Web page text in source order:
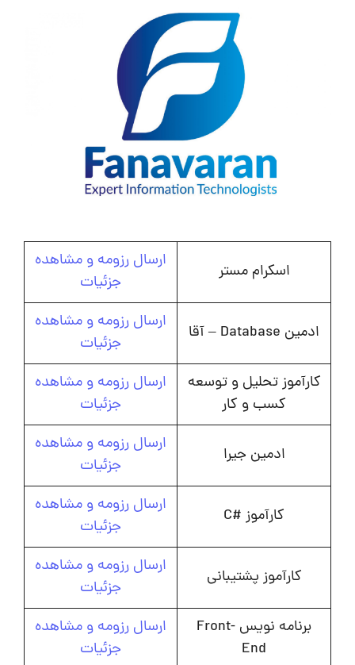
اسکرام مستر
ارسال رزومه و مشاهده
جزئیات
ادمین Database – آقا
ارسال رزومه و مشاهده
جزئیات
کارآموز تحلیل و توسعه
کسب و کار
ارسال رزومه و مشاهده
جزئیات
ادمین جیرا
ارسال رزومه و مشاهده
جزئیات
کارآموز #C
ارسال رزومه و مشاهده
جزئیات
کارآموز پشتیبانی
ارسال رزومه و مشاهده
جزئیات
برنامه نویس Front-
End
ارسال رزومه و مشاهده
جزئیات